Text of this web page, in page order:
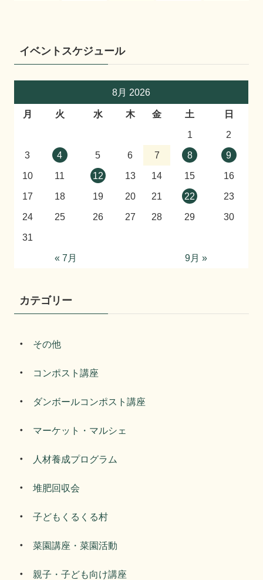
イベントスケジュール
8月 2026
月 火 水 木 金 土
日
1
2
3
4 5 6 7 8
9
10
11 12 13 14 15
16
17
18 19 20 21 22
23
24
25 26 27 28 29
30
31
« 7月
9月 »
カテゴリー
その他
コンポスト講座
ダンボールコンポスト講座
マーケット・マルシェ
人材養成プログラム
堆肥回収会
子どもくるくる村
菜園講座・菜園活動
親子・子ども向け講座